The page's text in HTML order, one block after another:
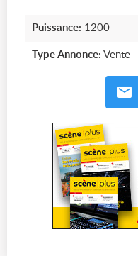
Puissance: 1200
Type Annonce: Vente